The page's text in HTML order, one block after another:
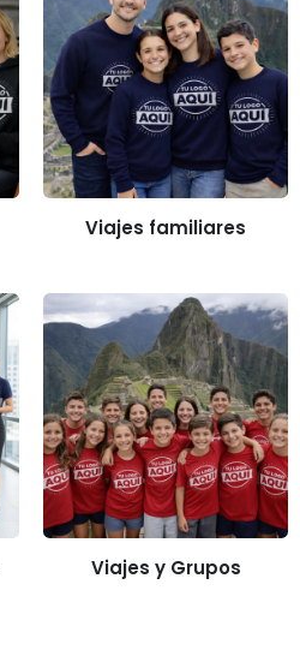
Viajes familiares
Viajes y Grupos